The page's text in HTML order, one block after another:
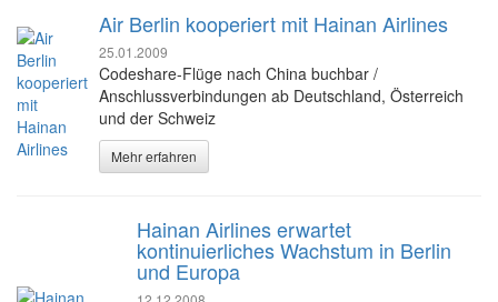
Air Berlin kooperiert mit Hainan Airlines
25.01.2009
Codeshare-Flüge nach China buchbar /
Anschlussverbindungen ab Deutschland, Österreich
und der Schweiz
Mehr erfahren
Hainan Airlines erwartet
kontinuierliches Wachstum in Berlin
und Europa